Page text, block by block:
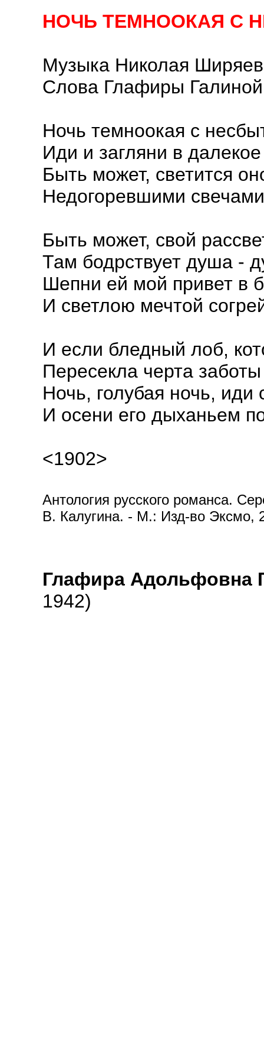
НОЧЬ ТЕМНООКАЯ С
Музыка Николая
Слова Глафиры Галиной
Ночь темноокая с
Иди и загляни в
Быть может, светится
Недогоревшими
Быть может, свой
Там бодрствует душа -
Шепни ей мой привет в
И светлою мечтой
И если бледный лоб,
Пересекла черта
Ночь, голубая ночь, иди
И осени его дыханьем
<1902>
Антология русского романса.
В. Калугина. - М.: Изд-во Эксмо,
Глафира Адольфовна
1942)